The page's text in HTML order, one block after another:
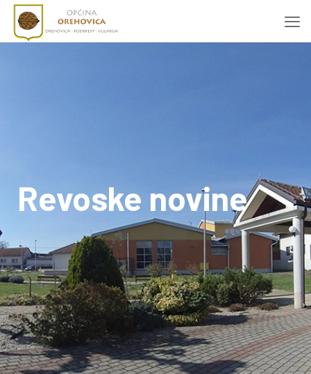
Revoske novine